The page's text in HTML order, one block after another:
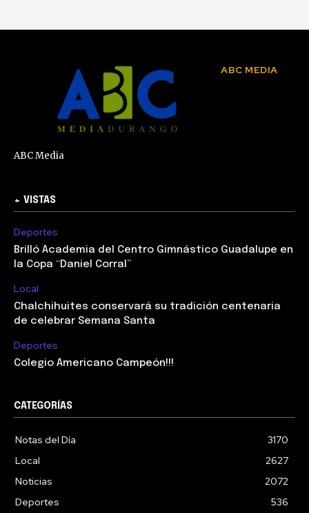
ABC MEDIA
ABC Media
+ VISTAS
Deportes
Brilló Academia del Centro Gimnástico Guadalupe en
la Copa “Daniel Corral”
Local
Chalchihuites conservará su tradición centenaria
de celebrar Semana Santa
Deportes
Colegio Americano Campeón!!!
CATEGORÍAS
Notas del Día
3170
Local
2627
Noticias
2072
Deportes
536